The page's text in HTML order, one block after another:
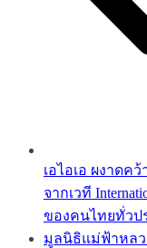
เอไอเอ ผงาดค
จากเวที
ของคนไทยทั่วป
มูลนิธิแม่ฟ้าหลวง